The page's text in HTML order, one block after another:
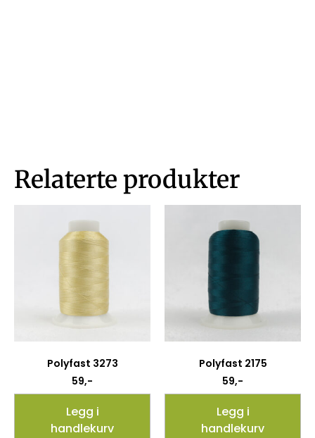
Relaterte produkter
Polyfast 3273
59,-
Legg i
handlekurv
Polyfast 2175
59,-
Legg i
handlekurv